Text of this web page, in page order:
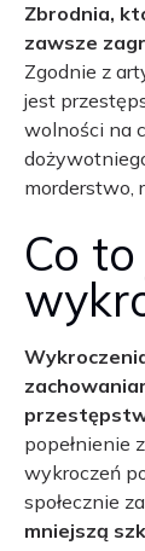
Zbrodnia,
zawsze
Zgodnie z
jest
wolności na
morderstwo,
Co
popełnienie
wykroczeń
społecznie
mniejszą